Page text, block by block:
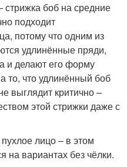
боб на средние
подходит
потому что одним из
удлинённые пряди,
и делают его форму
то, что удлинённый боб
выглядит критично –
этой стрижки даже с
лицо – в этом
на вариантах без чёлки.